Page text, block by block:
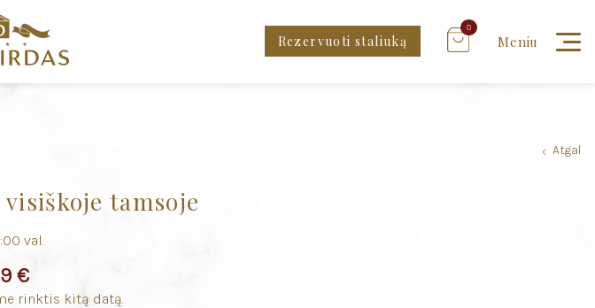
Rezervuoti staliuką
0
Meniu
› Atgal
tamsoje
val.
€
rinktis kitą datą.